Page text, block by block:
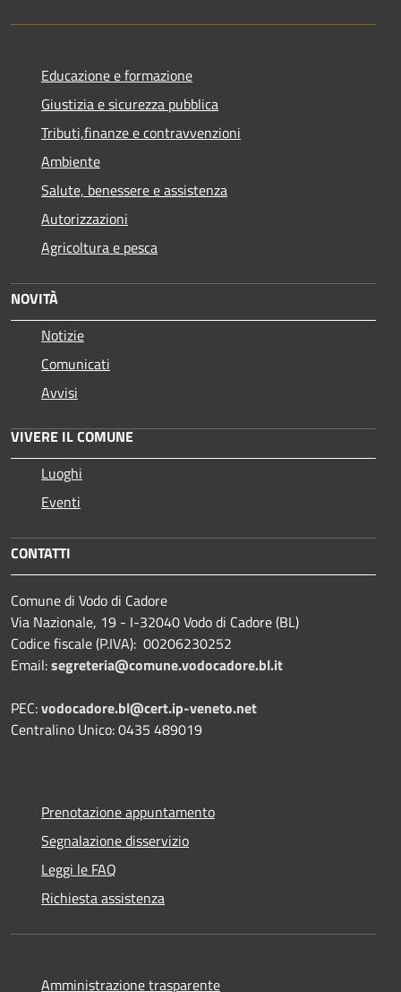
Educazione e formazione
Giustizia e sicurezza pubblica
Tributi,finanze e contravvenzioni
Ambiente
Salute, benessere e assistenza
Autorizzazioni
Agricoltura e pesca
NOVITÀ
Notizie
Comunicati
Avvisi
VIVERE IL COMUNE
Luoghi
Eventi
CONTATTI
Comune di Vodo di Cadore
Via Nazionale, 19 - I-32040 Vodo di Cadore (BL)
Codice fiscale (P.IVA): 00206230252
Email:segreteria@comune.vodocadore.bl.it
PEC:vodocadore.bl@cert.ip-veneto.net
Centralino Unico: 0435 489019
Prenotazione appuntamento
Segnalazione disservizio
Leggi le FAQ
Richiesta assistenza
Amministrazione trasparente